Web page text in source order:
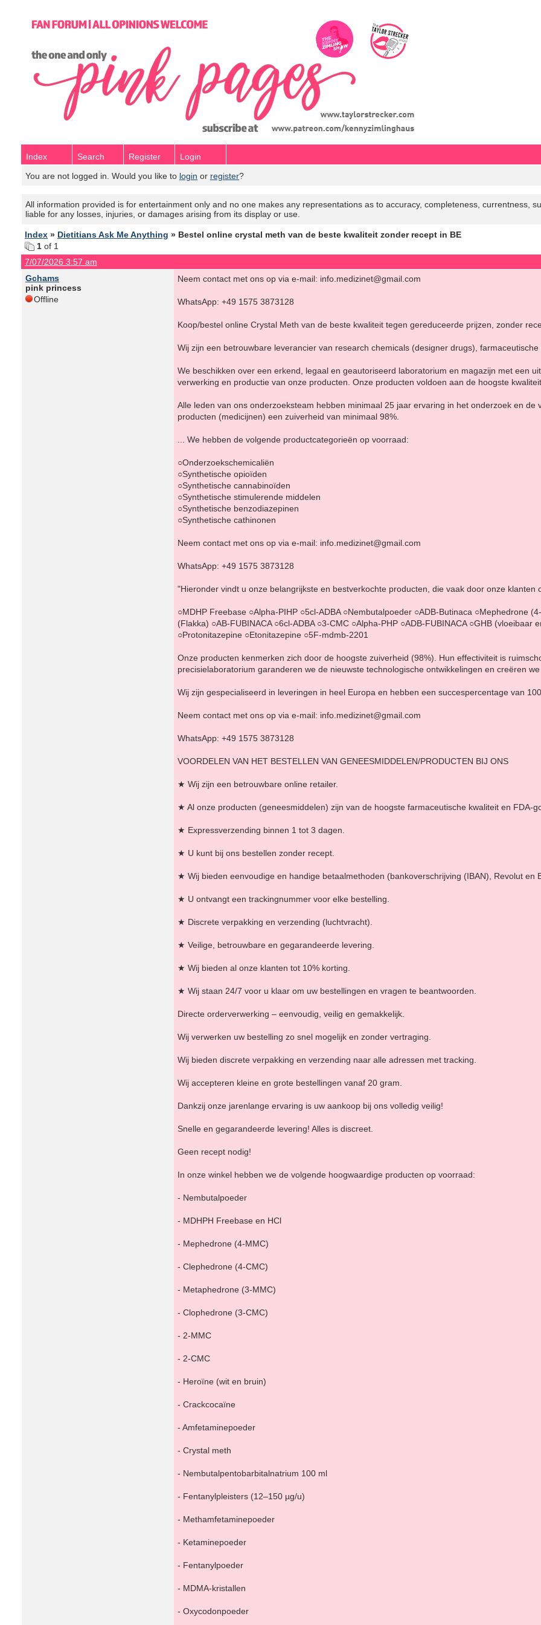
Index Search Register
Login
You are not logged in. Would you like to login or register?
All information provided is for entertainment only and no one makes any representations as to accuracy, completeness, currentness,
liable for any losses, injuries, or damages arising from its display or use.
Index » Dietitians Ask Me Anything » Bestel online crystal meth van de beste kwaliteit zonder recept in BE
1 of 1
7/07/2026 3:57 am
Gchams
pink princess
Offline
Neem contact met ons op via e-mail: info.medizinet@gmail.com
WhatsApp: +49 1575 3873128
Koop/bestel online Crystal Meth van de beste kwaliteit tegen gereduceerde prijzen, zonder
Wij zijn een betrouwbare leverancier van research chemicals (designer drugs),
We beschikken over een erkend, legaal en geautoriseerd laboratorium en magazijn met een
verwerking en productie van onze producten. Onze producten voldoen aan de hoogste
Alle leden van ons onderzoeksteam hebben minimaal 25 jaar ervaring in het onderzoek en
producten (medicijnen) een zuiverheid van minimaal 98%.
... We hebben de volgende productcategorieën op voorraad:
○Onderzoekschemicaliën
○Synthetische opioïden
○Synthetische cannabinoïden
○Synthetische stimulerende middelen
○Synthetische benzodiazepinen
○Synthetische cathinonen
Neem contact met ons op via e-mail: info.medizinet@gmail.com
WhatsApp: +49 1575 3873128
"Hieronder vindt u onze belangrijkste en bestverkochte producten, die vaak door onze klanten
○MDHP Freebase ○Alpha-PIHP ○5cl-ADBA ○Nembutalpoeder ○ADB-Butinaca ○Mephedrone
(Flakka) ○AB-FUBINACA ○6cl-ADBA ○3-CMC ○Alpha-PHP ○ADB-FUBINACA ○GHB
○Protonitazepine ○Etonitazepine ○5F-mdmb-2201
Onze producten kenmerken zich door de hoogste zuiverheid (98%). Hun effectiviteit is
precisielaboratorium garanderen we de nieuwste technologische ontwikkelingen en creëren
Wij zijn gespecialiseerd in leveringen in heel Europa en hebben een succespercentage van
Neem contact met ons op via e-mail: info.medizinet@gmail.com
WhatsApp: +49 1575 3873128
VOORDELEN VAN HET BESTELLEN VAN GENEESMIDDELEN/PRODUCTEN BIJ ONS
★ Wij zijn een betrouwbare online retailer.
★ Al onze producten (geneesmiddelen) zijn van de hoogste farmaceutische kwaliteit en FDA-
★ Expressverzending binnen 1 tot 3 dagen.
★ U kunt bij ons bestellen zonder recept.
★ Wij bieden eenvoudige en handige betaalmethoden (bankoverschrijving (IBAN), Revolut en
★ U ontvangt een trackingnummer voor elke bestelling.
★ Discrete verpakking en verzending (luchtvracht).
★ Veilige, betrouwbare en gegarandeerde levering.
★ Wij bieden al onze klanten tot 10% korting.
★ Wij staan ​​24/7 voor u klaar om uw bestellingen en vragen te beantwoorden.
Directe orderverwerking – eenvoudig, veilig en gemakkelijk.
Wij verwerken uw bestelling zo snel mogelijk en zonder vertraging.
Wij bieden discrete verpakking en verzending naar alle adressen met tracking.
Wij accepteren kleine en grote bestellingen vanaf 20 gram.
Dankzij onze jarenlange ervaring is uw aankoop bij ons volledig veilig!
Snelle en gegarandeerde levering! Alles is discreet.
Geen recept nodig!
In onze winkel hebben we de volgende hoogwaardige producten op voorraad:
- Nembutalpoeder
- MDHPH Freebase en HCl
- Mephedrone (4-MMC)
- Clephedrone (4-CMC)
- Metaphedrone (3-MMC)
- Clophedrone (3-CMC)
- 2-MMC
- 2-CMC
- Heroïne (wit en bruin)
- Crackcocaïne
- Amfetaminepoeder
- Crystal meth
- Nembutalpentobarbitalnatrium 100 ml
- Fentanylpleisters (12–150 µg/u)
- Methamfetaminepoeder
- Ketaminepoeder
- Fentanylpoeder
- MDMA-kristallen
- Oxycodonpoeder